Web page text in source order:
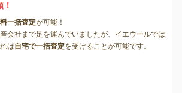
一括査定が可能！
会社まで足を運んでいましたが、イエウールでは
ば自宅で一括査定を受けることが可能です。